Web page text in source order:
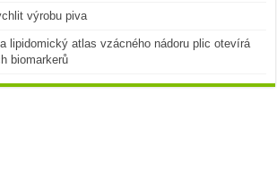
výrobu piva
lipidomický atlas vzácného nádoru plic otevírá
biomarkerů